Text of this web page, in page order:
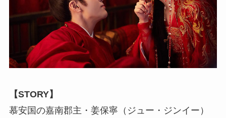
【STORY】
慕安国の嘉南郡主・姜保寧（ジュー・ジンイー）